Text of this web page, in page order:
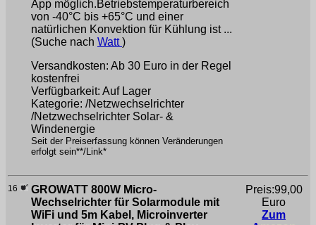
App möglich.Betriebstemperaturbereich
von -40°C bis +65°C und einer
natürlichen Konvektion für Kühlung ist ...
(Suche nach Watt)
Versandkosten: Ab 30 Euro in der Regel
kostenfrei
Verfügbarkeit: Auf Lager
Kategorie: /Netzwechselrichter
/Netzwechselrichter Solar- &
Windenergie
Seit der Preiserfassung können Veränderungen
erfolgt sein**/Link*
16
GROWATT 800W Micro-
Wechselrichter für Solarmodule mit
WiFi und 5m Kabel, Microinverter
Preis:99,00
Euro
Zum